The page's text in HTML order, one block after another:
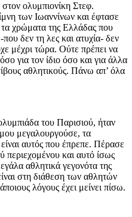
ολυμπιονίκη Στεφ.
των Ιωαννίνων και έφτασε
χρώματα της Ελλάδας που
δεν τη λες και ατυχία- δεν
μέχρι τώρα. Ούτε πρέπει να
για τον ίδιο όσο και για άλλα
αθλητικούς. Πάνω απ’ όλα
του Παρισιού, ήταν
μεγαλουργούσε, τα
αυτός που έπρεπε. Πέρασε
περιεχομένου και αυτό ίσως
αθλητικά γεγονότα της
στη διάθεση των αθλητών
λόγους έχει μείνει πίσω.